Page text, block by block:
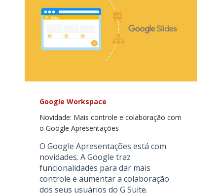
Google Workspace
Novidade: Mais controle e colaboração com
o Google Apresentações
O Google Apresentações está com
novidades. A Google traz
funcionalidades para dar mais
controle e aumentar a colaboração
dos seus usuários do G Suite.